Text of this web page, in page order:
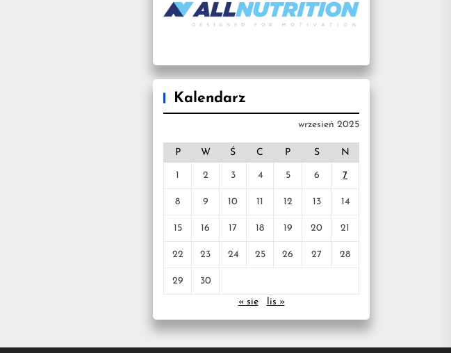
Kalendarz
wrzesień 2025
P W Ś C P S N
1 2 3 4 5 6 7
8 9 10 11 12 13 14
15 16 17 18 19 20 21
22 23 24 25 26 27 28
29
30
« sie
lis »